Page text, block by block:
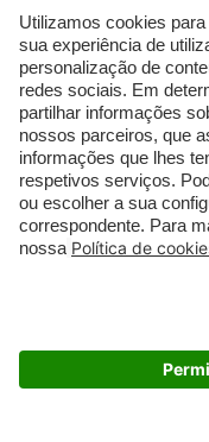
Sérum de Rosto
Body mist & Spray
corporal
Produtos para Cabelo
Homem
Espuma de Limpeza
Facial
Dermocosmética